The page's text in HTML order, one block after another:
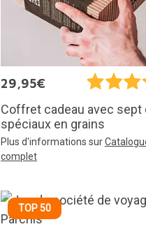
29,95€
Coffret cadeau avec sept
spéciaux en grains
Plus d'informations sur
complet
TOP 50